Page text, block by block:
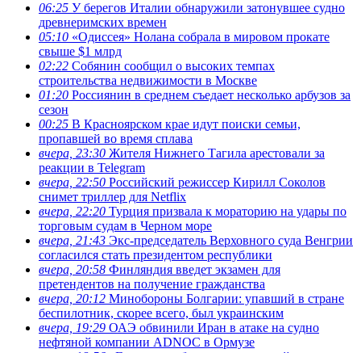
06:25 У берегов Италии обнаружили затонувшее судно
древнеримских времен
05:10 «Одиссея» Нолана собрала в мировом прокате
свыше $1 млрд
02:22 Собянин сообщил о высоких темпах
строительства недвижимости в Москве
01:20 Россиянин в среднем съедает несколько арбузов за
сезон
00:25 В Красноярском крае идут поиски семьи,
пропавшей во время сплава
вчера, 23:30 Жителя Нижнего Тагила арестовали за
реакции в Теlegram
вчера, 22:50 Российский режиссер Кирилл Соколов
снимет триллер для Netflix
вчера, 22:20 Турция призвала к мораторию на удары по
торговым судам в Черном море
вчера, 21:43 Экс-председатель Верховного суда Венгрии
согласился стать президентом республики
вчера, 20:58 Финляндия введет экзамен для
претендентов на получение гражданства
вчера, 20:12 Минобороны Болгарии: упавший в стране
беспилотник, скорее всего, был украинским
вчера, 19:29 ОАЭ обвинили Иран в атаке на судно
нефтяной компании ADNOC в Ормузе